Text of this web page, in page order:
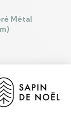
Métal
Decor
35 x 35 x 70